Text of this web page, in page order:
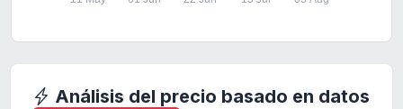
Análisis del precio basado en datos